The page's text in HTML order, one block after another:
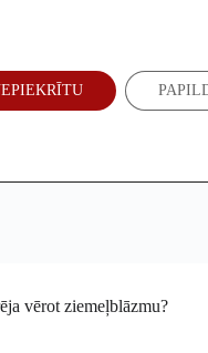
EN RU
vērot ziemeļblāzmu?